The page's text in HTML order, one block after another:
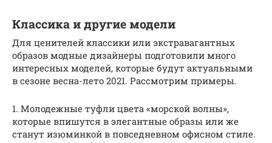
Классика и другие модели
Для ценителей классики или экстравагантных
образов модные дизайнеры подготовили много
интересных моделей, которые будут актуальными
в сезоне весна-лето 2021. Рассмотрим примеры.
1. Молодежные туфли цвета «морской волны»,
которые впишутся в элегантные образы или же
станут изюминкой в повседневном офисном стиле.